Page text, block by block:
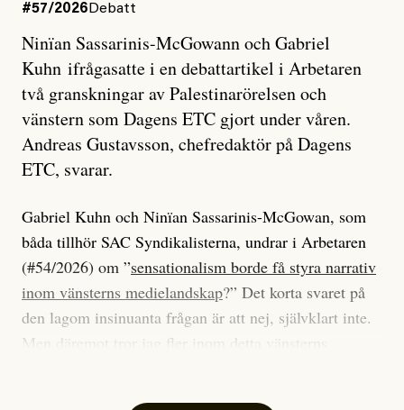
#57/2026 Debatt
Ninïan Sassarinis-McGowann och Gabriel
Kuhn ifrågasatte i en debattartikel i Arbetaren
två granskningar av Palestinarörelsen och
vänstern som Dagens ETC gjort under våren.
Andreas Gustavsson, chefredaktör på Dagens
ETC, svarar.
Gabriel Kuhn och Ninïan Sassarinis-McGowan, som
båda tillhör SAC Syndikalisterna, undrar i Arbetaren
(#54/2026) om ”sensationalism borde få styra narrativ
inom vänsterns medielandskap?” Det korta svaret på
den lagom insinuanta frågan är att nej, självklart inte.
Men däremot tror jag fler inom detta vänsterns